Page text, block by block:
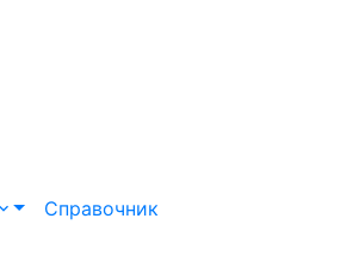
Справочник